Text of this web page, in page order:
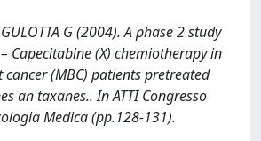
G (2004). A phase 2 study
Capecitabine (X) chemiotherapy in
(MBC) patients pretreated
an taxanes.. In ATTI Congresso
Medica (pp.128-131).